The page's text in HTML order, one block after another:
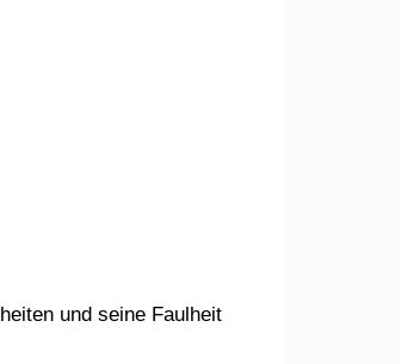
und seine Faulheit